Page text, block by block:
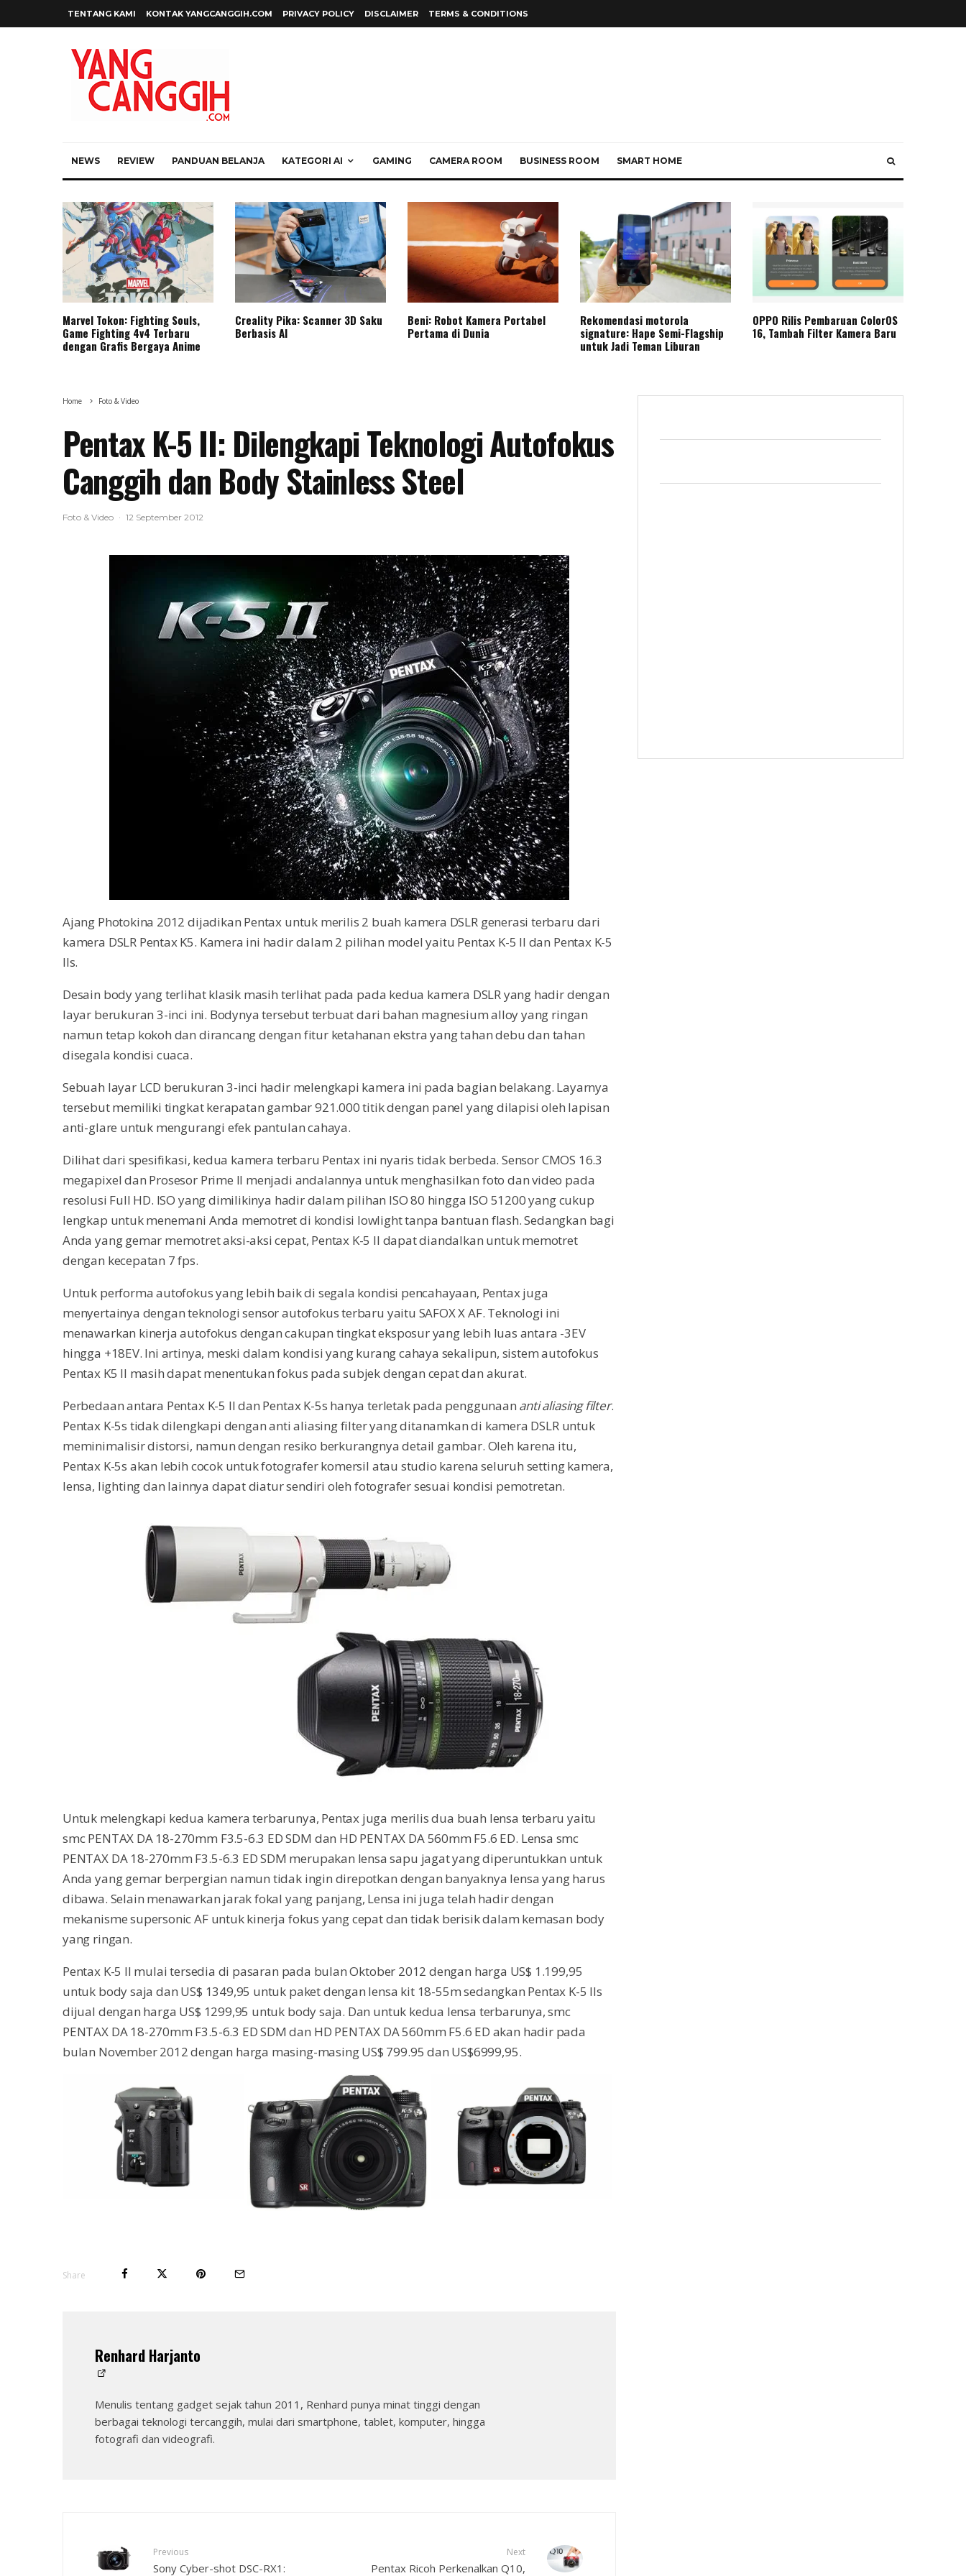
TENTANG KAMI KONTAK YANGCANGGIH.COM PRIVACY POLICY DISCLAIMER TERMS & CONDITIONS
NEWS REVIEW PANDUAN BELANJA KATEGORI AI GAMING CAMERA ROOM BUSINESS ROOM SMART HOME
Marvel Tokon: Fighting Souls,
Game Fighting 4v4 Terbaru
dengan Grafis Bergaya Anime
Creality Pika: Scanner 3D Saku
Berbasis AI
Beni: Robot Kamera Portabel
Pertama di Dunia
Rekomendasi motorola
signature: Hape Semi-Flagship
untuk Jadi Teman Liburan
OPPO Rilis Pembaruan ColorOS
16, Tambah Filter Kamera Baru
Home Foto & Video
Pentax K-5 II: Dilengkapi Teknologi Autofokus
Canggih dan Body Stainless Steel
Foto & Video · 12 September 2012
Ajang Photokina 2012 dijadikan Pentax untuk merilis 2 buah kamera DSLR generasi terbaru dari
kamera DSLR Pentax K5. Kamera ini hadir dalam 2 pilihan model yaitu Pentax K-5 II dan Pentax K-5
IIs.
Desain body yang terlihat klasik masih terlihat pada pada kedua kamera DSLR yang hadir dengan
layar berukuran 3-inci ini. Bodynya tersebut terbuat dari bahan magnesium alloy yang ringan
namun tetap kokoh dan dirancang dengan fitur ketahanan ekstra yang tahan debu dan tahan
disegala kondisi cuaca.
Sebuah layar LCD berukuran 3-inci hadir melengkapi kamera ini pada bagian belakang. Layarnya
tersebut memiliki tingkat kerapatan gambar 921.000 titik dengan panel yang dilapisi oleh lapisan
anti-glare untuk mengurangi efek pantulan cahaya.
Dilihat dari spesifikasi, kedua kamera terbaru Pentax ini nyaris tidak berbeda. Sensor CMOS 16.3
megapixel dan Prosesor Prime II menjadi andalannya untuk menghasilkan foto dan video pada
resolusi Full HD. ISO yang dimilikinya hadir dalam pilihan ISO 80 hingga ISO 51200 yang cukup
lengkap untuk menemani Anda memotret di kondisi lowlight tanpa bantuan flash. Sedangkan bagi
Anda yang gemar memotret aksi-aksi cepat, Pentax K-5 II dapat diandalkan untuk memotret
dengan kecepatan 7 fps.
Untuk performa autofokus yang lebih baik di segala kondisi pencahayaan, Pentax juga
menyertainya dengan teknologi sensor autofokus terbaru yaitu SAFOX X AF. Teknologi ini
menawarkan kinerja autofokus dengan cakupan tingkat eksposur yang lebih luas antara -3EV
hingga +18EV. Ini artinya, meski dalam kondisi yang kurang cahaya sekalipun, sistem autofokus
Pentax K5 II masih dapat menentukan fokus pada subjek dengan cepat dan akurat.
Perbedaan antara Pentax K-5 II dan Pentax K-5s hanya terletak pada penggunaan anti aliasing filter.
Pentax K-5s tidak dilengkapi dengan anti aliasing filter yang ditanamkan di kamera DSLR untuk
meminimalisir distorsi, namun dengan resiko berkurangnya detail gambar. Oleh karena itu,
Pentax K-5s akan lebih cocok untuk fotografer komersil atau studio karena seluruh setting kamera,
lensa, lighting dan lainnya dapat diatur sendiri oleh fotografer sesuai kondisi pemotretan.
Untuk melengkapi kedua kamera terbarunya, Pentax juga merilis dua buah lensa terbaru yaitu
smc PENTAX DA 18-270mm F3.5-6.3 ED SDM dan HD PENTAX DA 560mm F5.6 ED. Lensa smc
PENTAX DA 18-270mm F3.5-6.3 ED SDM merupakan lensa sapu jagat yang diperuntukkan untuk
Anda yang gemar berpergian namun tidak ingin direpotkan dengan banyaknya lensa yang harus
dibawa. Selain menawarkan jarak fokal yang panjang, Lensa ini juga telah hadir dengan
mekanisme supersonic AF untuk kinerja fokus yang cepat dan tidak berisik dalam kemasan body
yang ringan.
Pentax K-5 II mulai tersedia di pasaran pada bulan Oktober 2012 dengan harga US$ 1.199,95
untuk body saja dan US$ 1349,95 untuk paket dengan lensa kit 18-55m sedangkan Pentax K-5 IIs
dijual dengan harga US$ 1299,95 untuk body saja. Dan untuk kedua lensa terbarunya, smc
PENTAX DA 18-270mm F3.5-6.3 ED SDM dan HD PENTAX DA 560mm F5.6 ED akan hadir pada
bulan November 2012 dengan harga masing-masing US$ 799.95 dan US$6999,95.
Share
Renhard Harjanto
Menulis tentang gadget sejak tahun 2011, Renhard punya minat tinggi dengan
berbagai teknologi tercanggih, mulai dari smartphone, tablet, komputer, hingga
fotografi dan videografi.
Previous
Sony Cyber-shot DSC-RX1:
Next
Pentax Ricoh Perkenalkan Q10,